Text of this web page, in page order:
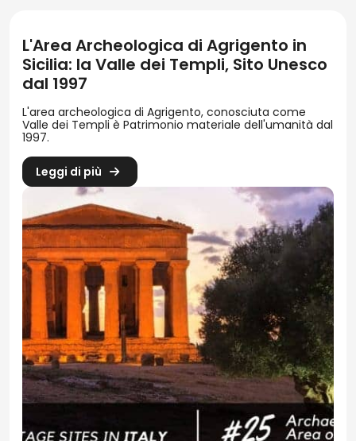
L'Area Archeologica di Agrigento in
Sicilia: la Valle dei Templi, Sito Unesco
dal 1997
L'area archeologica di Agrigento, conosciuta come
Valle dei Templi è Patrimonio materiale dell'umanità dal
1997.
Leggi di più